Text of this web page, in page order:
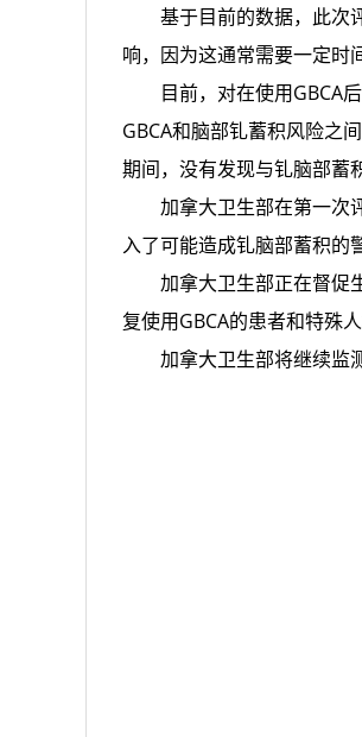
基于目前的数据，此次评
响，因为这通常需要一定时
目前，对在使用GBCA后
GBCA和脑部钆蓄积风险之
期间，没有发现与钆脑部蓄
加拿大卫生部在第一次评
入了可能造成钆脑部蓄积的
加拿大卫生部正在督促生
复使用GBCA的患者和特殊
加拿大卫生部将继续监测